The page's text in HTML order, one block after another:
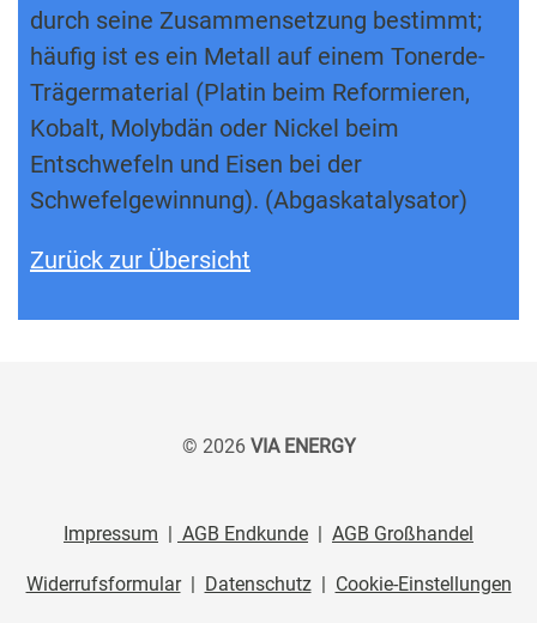
durch seine Zusammensetzung bestimmt;
häufig ist es ein Metall auf einem Tonerde-
Trägermaterial (Platin beim Reformieren,
Kobalt, Molybdän oder Nickel beim
Entschwefeln und Eisen bei der
Schwefelgewinnung). (Abgaskatalysator)
Zurück zur Übersicht
© 2026 VIA ENERGY
Impressum AGB Endkunde AGB Großhandel
Widerrufsformular| Datenschutz Cookie-Einstellungen